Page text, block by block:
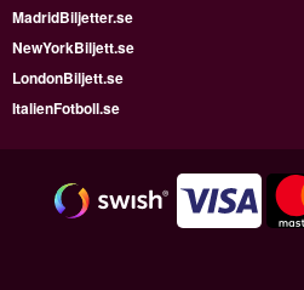
MadridBiljetter.se
NewYorkBiljett.se
LondonBiljett.se
ItalienFotboll.se